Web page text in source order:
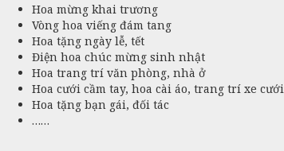
Hoa mừng khai trương
Vòng hoa viếng đám tang
Hoa tặng ngày lễ, tết
Điện hoa chúc mừng sinh nhật
Hoa trang trí văn phòng, nhà ở
Hoa cưới cầm tay, hoa cài áo, trang trí xe cưới
Hoa tặng bạn gái, đối tác
……